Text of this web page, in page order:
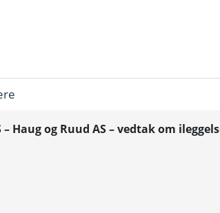
– Haug og Ruud AS – vedtak om